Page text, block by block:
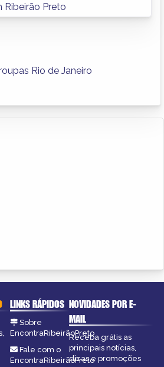
Ribeirão Preto
Rio de Janeiro
LINKS RÁPIDOS
Sobre
EncontraRibeirãoPreto
Fale com o
EncontraRibeirãoPreto
NOVIDADES POR E-
MAIL
Receba grátis as
principais notícias,
dicas e promoções